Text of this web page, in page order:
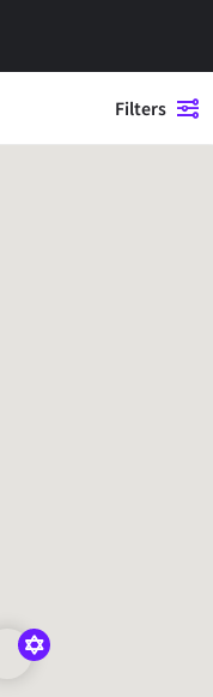
Filters